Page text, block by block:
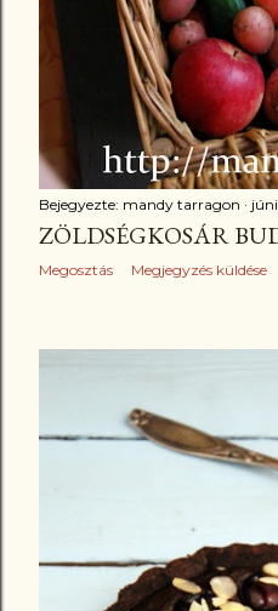
Bejegyezte: mandy tarragon
ZÖLDSÉGKOSÁR
Megosztás Megjegyzés küldése